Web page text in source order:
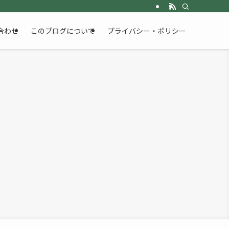
わせ このブログについて プライバシー・ポリシー